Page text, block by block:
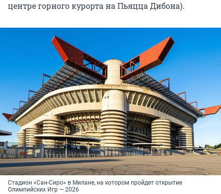
центре горного курорта на Пьяцца Дибона).
Стадион «Сан-Сиро» в Милане, на котором пройдет открытие
Олимпийских Игр — 2026